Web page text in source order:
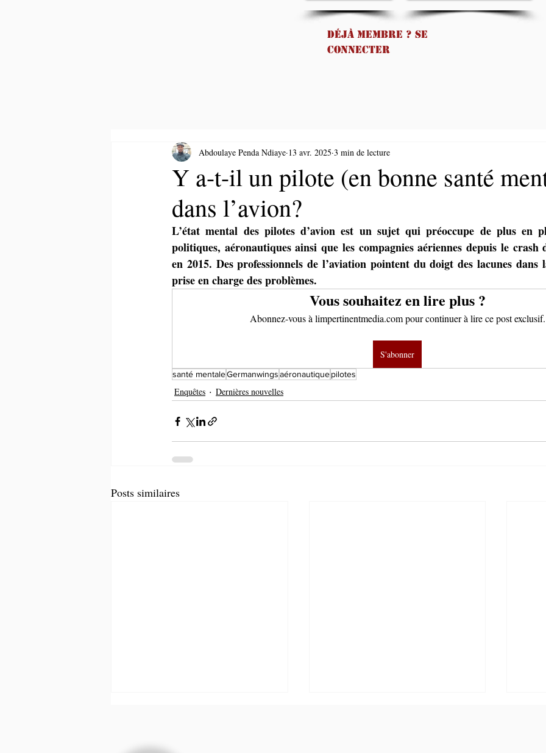
Déjà membre ? Se
connecter
Y a-t-il un pilote (en bonne santé
dans l’avion?
Abdoulaye Penda Ndiaye 13 avr. 2025 3 min de lecture
L’état mental des pilotes d’avion est un sujet qui préoccupe de plus en
politiques, aéronautiques ainsi que les compagnies aériennes depuis le crash
en 2015. Des professionnels de l’aviation pointent du doigt des lacunes dans
prise en charge des problèmes.
Vous souhaitez en lire plus ?
Abonnez-vous à limpertinentmedia.com pour continuer à lire ce post exclusif.
S'abonner
santé mentaleGermanwingsaéronautiquepilotes
Enquêtes Dernières nouvelles
Posts similaires